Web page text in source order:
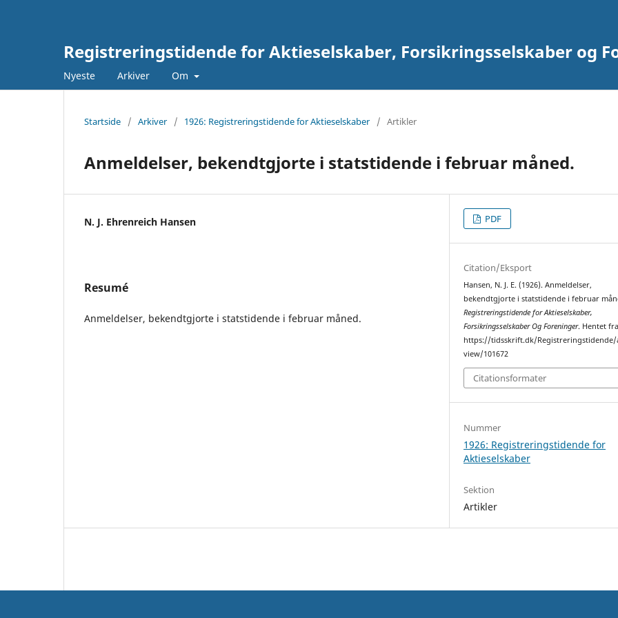
Registreringstidende for Aktieselskaber, Forsikringsselskaber og
Nyeste Arkiver Om
Startside / Arkiver / 1926: Registreringstidende for Aktieselskaber / Artikler
Anmeldelser, bekendtgjorte i statstidende i februar måned.
N. J. Ehrenreich Hansen
Resumé
Anmeldelser, bekendtgjorte i statstidende i februar måned.
PDF
Citation/Eksport
Hansen, N. J. E. (1926). Anmeldelser,
bekendtgjorte i statstidende i februar
Registreringstidende for Aktieselskaber,
Forsikringsselskaber Og Foreninger. Hentet fra
https://tidsskrift.dk/
view/101672
Citationsformater
Nummer
1926: Registreringstidende for
Aktieselskaber
Sektion
Artikler